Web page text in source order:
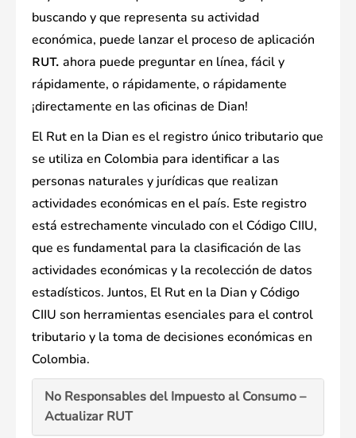
buscando y que representa su actividad
económica, puede lanzar el proceso de aplicación
RUT. ahora puede preguntar en línea, fácil y
rápidamente, o rápidamente, o rápidamente
¡directamente en las oficinas de Dian!
El Rut en la Dian es el registro único tributario que
se utiliza en Colombia para identificar a las
personas naturales y jurídicas que realizan
actividades económicas en el país. Este registro
está estrechamente vinculado con el Código CIIU,
que es fundamental para la clasificación de las
actividades económicas y la recolección de datos
estadísticos. Juntos, El Rut en la Dian y Código
CIIU son herramientas esenciales para el control
tributario y la toma de decisiones económicas en
Colombia.
No Responsables del Impuesto al Consumo –
Actualizar RUT